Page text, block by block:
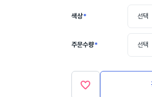
색상* 선택
주문수량* 선택